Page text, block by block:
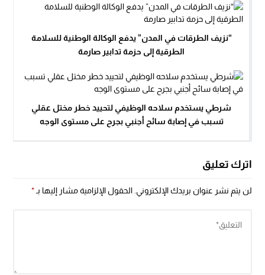
“نزيف الطرقات في المدن” يدفع الوكالة الوطنية للسلامة
الطرقية إلى حزمة تدابير صارمة
شرطي يستخدم سلاحه الوظيفي لتحييد خطر مختل عقلي
تسبب في إصابة سائح أجنبي بجرح على مستوى الوجه
اترك تعليق
لن يتم نشر عنوان بريدك الإلكتروني. الحقول الإلزامية مشار إليها بـ*